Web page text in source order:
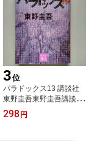
3位
パラドックス13 講談社
東野圭吾東野圭吾講談社
文庫 中古 配送費無料978
4062778275
298 円